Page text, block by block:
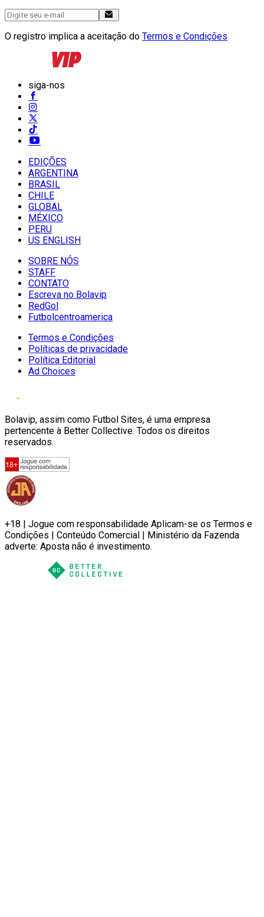
O registro implica a aceitação do Termos e Condições
siga-nos
EDIÇÕES
ARGENTINA
BRASIL
CHILE
GLOBAL
MÉXICO
PERU
US ENGLISH
SOBRE NÓS
STAFF
CONTATO
Escreva no Bolavip
RedGol
Futbolcentroamerica
Termos e Condições
Políticas de privacidade
Política Editorial
Ad Choices
Bolavip, assim como Futbol Sites, é uma empresa
pertencente à Better Collective. Todos os direitos
reservados.
+18 | Jogue com responsabilidade Aplicam-se os Termos e
Condições | Conteúdo Comercial | Ministério da Fazenda
adverte: Aposta não é investimento.